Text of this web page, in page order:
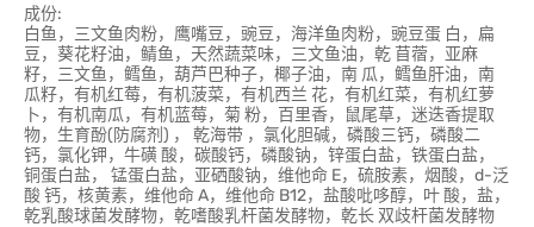
成份:
白鱼，三文鱼肉粉，鹰嘴豆，豌豆，海洋鱼肉粉，豌豆蛋 白，扁
豆，葵花籽油，鲭鱼，天然蔬菜味，三文鱼油，乾 苜蓿，亚麻
籽，三文鱼，鳕鱼，葫芦巴种子，椰子油，南 瓜，鳕鱼肝油，南
瓜籽，有机红莓，有机菠菜，有机西兰 花，有机红菜，有机红萝
卜，有机南瓜，有机蓝莓，菊 粉，百里香，鼠尾草，迷迭香提取
物，生育酚(防腐剂) ， 乾海带 ，氯化胆碱，磷酸三钙，磷酸二
钙，氯化钾，牛磺 酸，碳酸钙，磷酸钠，锌蛋白盐，铁蛋白盐，
铜蛋白盐， 锰蛋白盐，亚硒酸钠，维他命 E，硫胺素，烟酸，d-泛
酸 钙，核黄素，维他命 A，维他命 B12，盐酸吡哆醇，叶 酸，盐，
乾乳酸球菌发酵物，乾嗜酸乳杆菌发酵物，乾长 双歧杆菌发酵物